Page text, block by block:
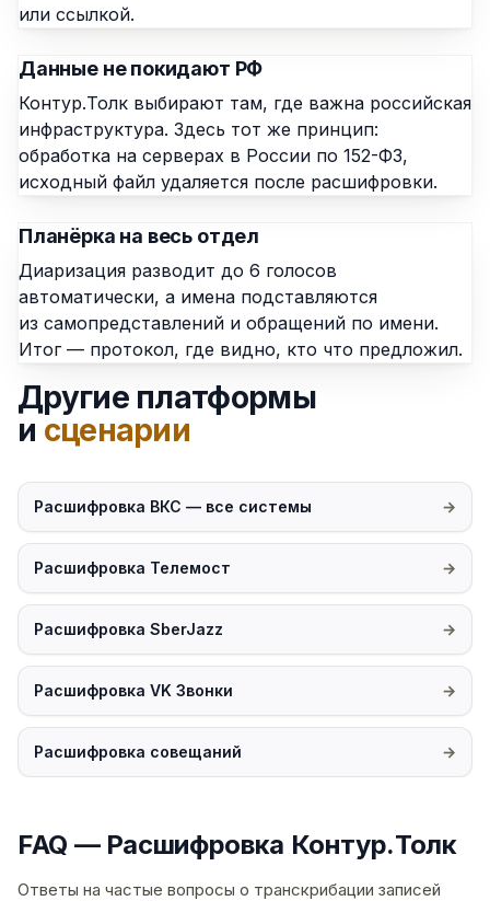
или ссылкой.
Данные не покидают РФ
Контур.Толк выбирают там, где важна российская
инфраструктура. Здесь тот же принцип:
обработка на серверах в России по 152-ФЗ,
исходный файл удаляется после расшифровки.
Планёрка на весь отдел
Диаризация разводит до 6 голосов
автоматически, а имена подставляются
из самопредставлений и обращений по имени.
Итог — протокол, где видно, кто что предложил.
Другие платформы
и сценарии
Расшифровка ВКС — все системы
Расшифровка Телемост
Расшифровка SberJazz
Расшифровка VK Звонки
Расшифровка совещаний
FAQ — Расшифровка Контур.Толк
Ответы на частые вопросы о транскрибации записей